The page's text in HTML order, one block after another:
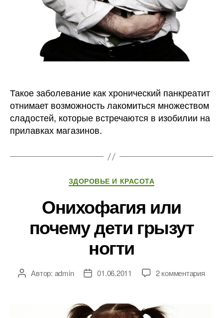
Такое заболевание как хронический панкреатит
отнимает возможность лакомиться множеством
сладостей, которые встречаются в изобилии на
прилавках магазинов.
Рубрики
ЗДОРОВЬЕ И КРАСОТА
Онихофагия или
почему дети грызут
ногти
АвторАвтор: admin
Дата01.06.2011 2 комментарияк